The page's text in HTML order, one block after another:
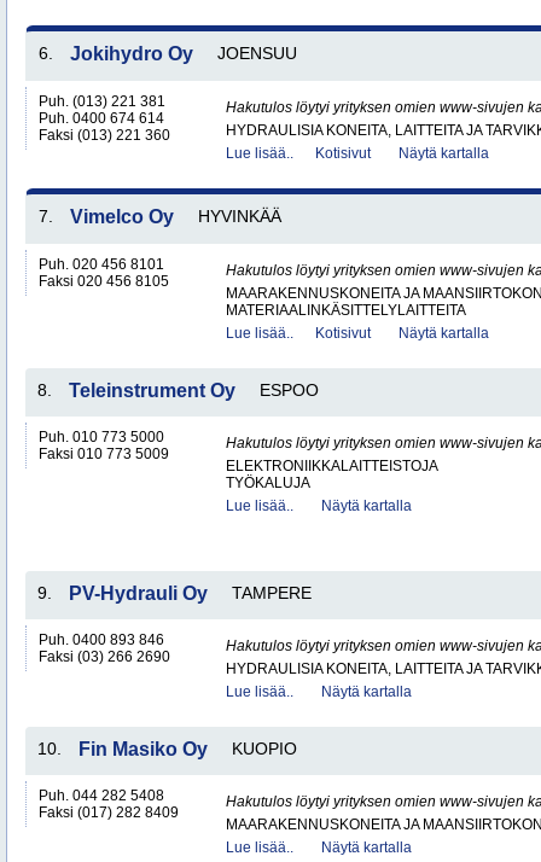
6. Jokihydro Oy JOENSUU
Puh. (013) 221 381
Puh. 0400 674 614
Faksi (013) 221 360
Hakutulos löytyi yrityksen omien www-sivujen
HYDRAULISIA KONEITA, LAITTEITA JA
Lue lisää..
Kotisivut Näytä kartalla
7. Vimelco Oy HYVINKÄÄ
Puh. 020 456 8101
Faksi 020 456 8105
Hakutulos löytyi yrityksen omien www-sivujen
MAARAKENNUSKONEITA JA
MATERIAALINKÄSITTELYLAITTEITA
Lue lisää..
Kotisivut Näytä kartalla
8. Teleinstrument Oy ESPOO
Puh. 010 773 5000
Faksi 010 773 5009
Hakutulos löytyi yrityksen omien www-sivujen
ELEKTRONIIKKALAITTEISTOJA
TYÖKALUJA
Lue lisää..
Näytä kartalla
9. PV-Hydrauli Oy TAMPERE
Puh. 0400 893 846
Faksi (03) 266 2690
Hakutulos löytyi yrityksen omien www-sivujen
HYDRAULISIA KONEITA, LAITTEITA JA
Lue lisää..
Näytä kartalla
10. Fin Masiko Oy KUOPIO
Puh. 044 282 5408
Faksi (017) 282 8409
Hakutulos löytyi yrityksen omien www-sivujen
MAARAKENNUSKONEITA JA
Lue lisää..
Näytä kartalla